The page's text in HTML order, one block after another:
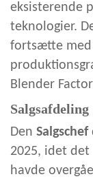
eksisterende
teknologier.
fortsætte med
Blender
Salgsafdeling
Den Salgschef
2025, idet
havde